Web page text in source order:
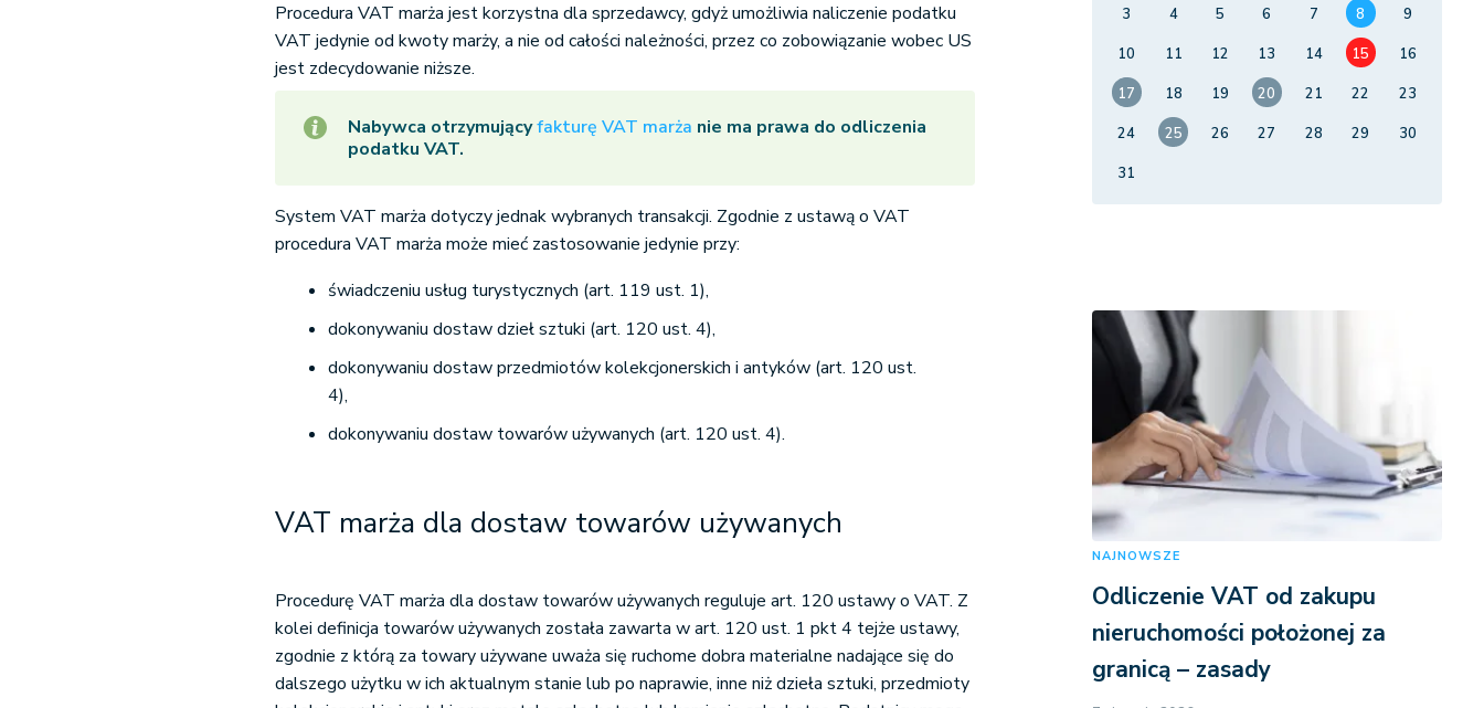
Procedura VAT marża jest korzystna dla sprzedawcy, gdyż umożliwia naliczenie podatku
VAT jedynie od kwoty marży, a nie od całości należności, przez co zobowiązanie wobec US
jest zdecydowanie niższe.
Nabywca otrzymującyfakturę VAT marża nie ma prawa do odliczenia
podatku VAT.
System VAT marża dotyczy jednak wybranych transakcji. Zgodnie z ustawą o VAT
procedura VAT marża może mieć zastosowanie jedynie przy:
świadczeniu usług turystycznych (art. 119 ust. 1),
dokonywaniu dostaw dzieł sztuki (art. 120 ust. 4),
dokonywaniu dostaw przedmiotów kolekcjonerskich i antyków (art. 120 ust.
4),
dokonywaniu dostaw towarów używanych (art. 120 ust. 4).
VAT marża dla dostaw towarów używanych
Procedurę VAT marża dla dostaw towarów używanych reguluje art. 120 ustawy o VAT. Z
kolei definicja towarów używanych została zawarta w art. 120 ust. 1 pkt 4 tejże ustawy,
zgodnie z którą za towary używane uważa się ruchome dobra materialne nadające się do
dalszego użytku w ich aktualnym stanie lub po naprawie, inne niż dzieła sztuki, przedmioty
3
4 5 6 7 8
9
10
11 12 13 14 15
16
17
18 19 20 21 22
23
24
25 26 27 28 29
30
31
NAJNOWSZE
Odliczenie VAT od zakupu
nieruchomości położonej za
granicą – zasady